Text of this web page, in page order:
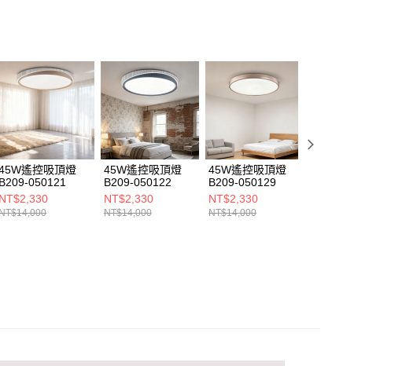
２．關於個人資料處理事宜，請瀏覽以下網址：
https://aftee.tw/terms/#terms3
３．未成年的使用者請事先徵得法定代理人或監護人之同意方可使用
「AFTEE先享後付」，若未經同意申辦者引起之損失，本公司不負相關責
４．使用「AFTEE先享後付」時，將依據個別帳號之用戶狀況，依本公司
即時審查核予不同之上限額度；若仍有額度不足之情形，本公司將視審查
結果請求用戶進行身份認證。
５．嚴禁一人註冊多個帳號或使用他人資訊註冊。若發現惡意使用之情
形，恩沛科技股份有限公司將有權停止該用戶之使用額度並採取法律行
動。
遙控吸頂燈
B209-050121
NT$2,330
45W遙控吸頂燈
B209-050122
NT$2,330
NT$14,000
45W遙控吸頂燈
B209-050129
NT$2,330
NT$14,000